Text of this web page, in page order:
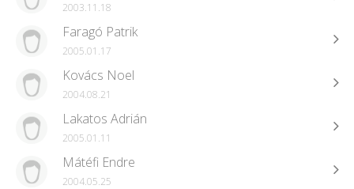
2003.11.18
Faragó Patrik
2005.01.17
Kovács Noel
2004.08.21
Lakatos Adrián
2005.01.11
Mátéfi Endre
2004.05.25